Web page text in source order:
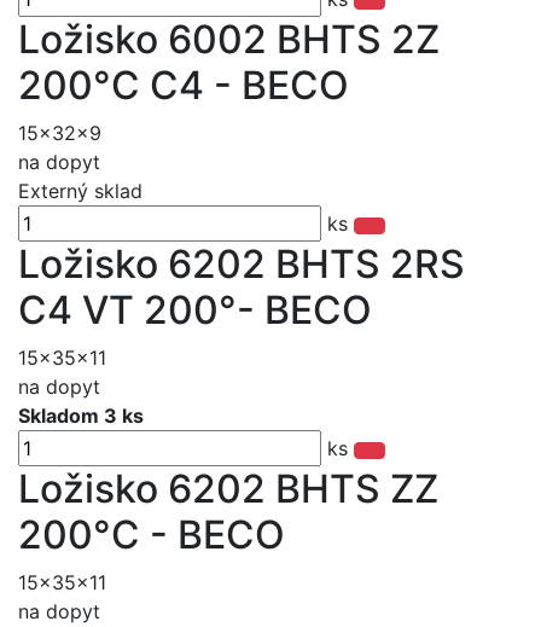
Ložisko 6002 BHTS 2Z
200°C C4 - BECO
15x32x9
na dopyt
Externý sklad
ks
Ložisko 6202 BHTS 2RS
C4 VT 200°- BECO
15x35x11
na dopyt
Skladom 3 ks
ks
Ložisko 6202 BHTS ZZ
200°C - BECO
15x35x11
na dopyt